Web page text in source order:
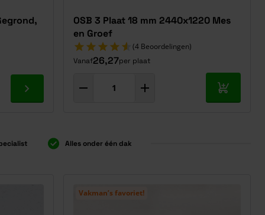
Ga naar product
OSB 3 Plaat 18 mm 2440x1220 Mes
en Groef
(4 Beoordelingen)
Vanaf26,27per plaat
In mijn
Alles onder één dak
Vakman’s favoriet!